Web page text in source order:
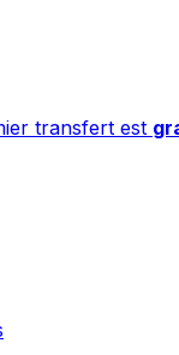
transfert est